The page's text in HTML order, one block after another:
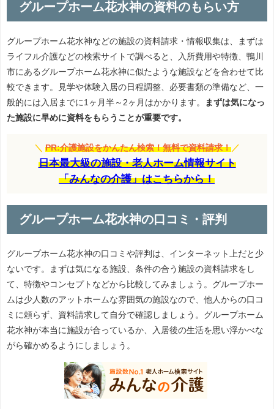
グループホーム花水神の資料のもらい方
グループホーム花水神などの施設の資料請求・情報収集は、まずは
ライフル介護などの検索サイトで調べると、入所費用や特徴、鴨川
市にあるグループホーム花水神に似たような施設などを合わせて比
較できます。見学や体験入居の日程調整、必要書類の準備など、一
般的には入居までに1ヶ月半～2ヶ月はかかります。
まずは気になっ
た施設に早めに資料をもらうことが重要です。
＼ PR:介護施設をかんたん検索！無料で資料請求！ ／
日本最大級の施設・老人ホーム情報サイト
「みんなの介護」はこちらから！
グループホーム花水神の口コミ・評判
グループホーム花水神の口コミや評判は、インターネット上だと少
ないです。まずは気になる施設、条件の合う施設の資料請求をし
て、特徴やコンセプトなどから比較してみましょう。グループホー
ムは少人数のアットホームな雰囲気の施設なので、他人からの口コ
ミに頼らず、資料請求して自分で確認しましょう。グループホーム
花水神が本当に施設が合っているか、入居後の生活を思い浮かべな
がら確かめるようにしましょう。